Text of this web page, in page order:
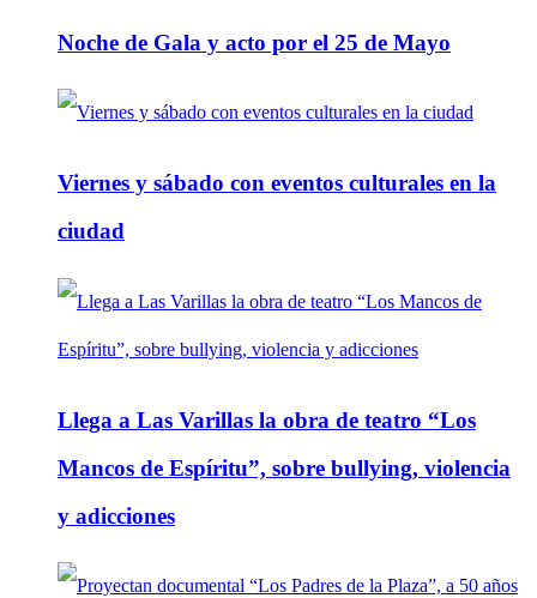
Noche de Gala y acto por el 25 de Mayo
Viernes y sábado con eventos culturales en la
ciudad
Llega a Las Varillas la obra de teatro “Los
Mancos de Espíritu”, sobre bullying, violencia
y adicciones